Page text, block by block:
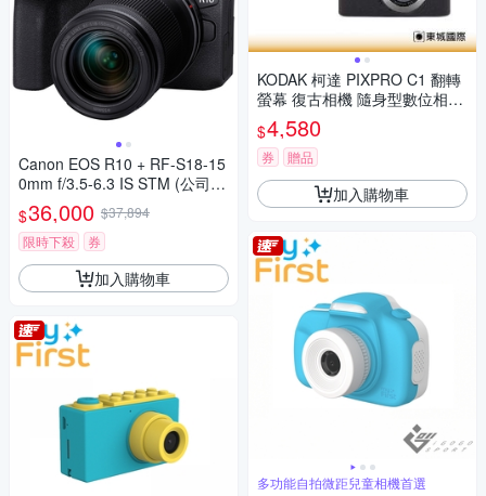
Canon EOS R10 + RF-S18-15
0mm f/3.5-6.3 IS STM (公司
貨)
$36,000 $37,894
限時下殺
券
加入購物車
KODAK 柯達 PIXPRO C1 翻轉
螢幕 復古相機 隨身型數位相機
+ 32G記憶卡組
$4,580
券 贈品
加入購物車
多功能自拍微距兒童相機首選